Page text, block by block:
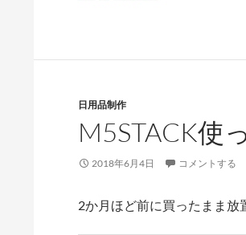
日用品制作
M5STACK使
2018年6月4日 コメントする
2か月ほど前に買ったまま放